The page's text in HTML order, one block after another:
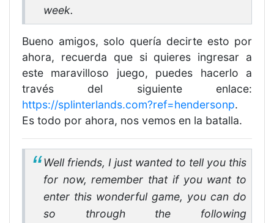
week.
Bueno amigos, solo quería decirte esto por
ahora, recuerda que si quieres ingresar a
este maravilloso juego, puedes hacerlo a
través del siguiente enlace:
https://splinterlands.com?ref=hendersonp.
Es todo por ahora, nos vemos en la batalla.
Well friends, I just wanted to tell you this
for now, remember that if you want to
enter this wonderful game, you can do
so through the following